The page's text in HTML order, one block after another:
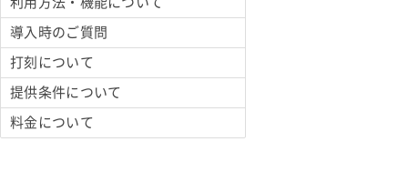
導入時のご質問
打刻について
提供条件について
料金について